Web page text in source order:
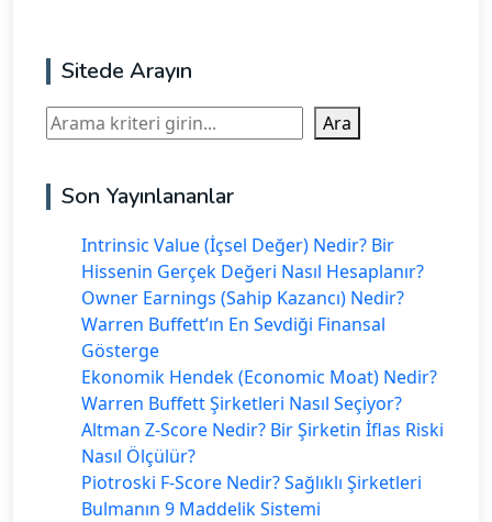
Sitede Arayın
Ara Ara
Son Yayınlananlar
Intrinsic Value (İçsel Değer) Nedir? Bir
Hissenin Gerçek Değeri Nasıl Hesaplanır?
Owner Earnings (Sahip Kazancı) Nedir?
Warren Buffett’ın En Sevdiği Finansal
Gösterge
Ekonomik Hendek (Economic Moat) Nedir?
Warren Buffett Şirketleri Nasıl Seçiyor?
Altman Z-Score Nedir? Bir Şirketin İflas Riski
Nasıl Ölçülür?
Piotroski F-Score Nedir? Sağlıklı Şirketleri
Bulmanın 9 Maddelik Sistemi